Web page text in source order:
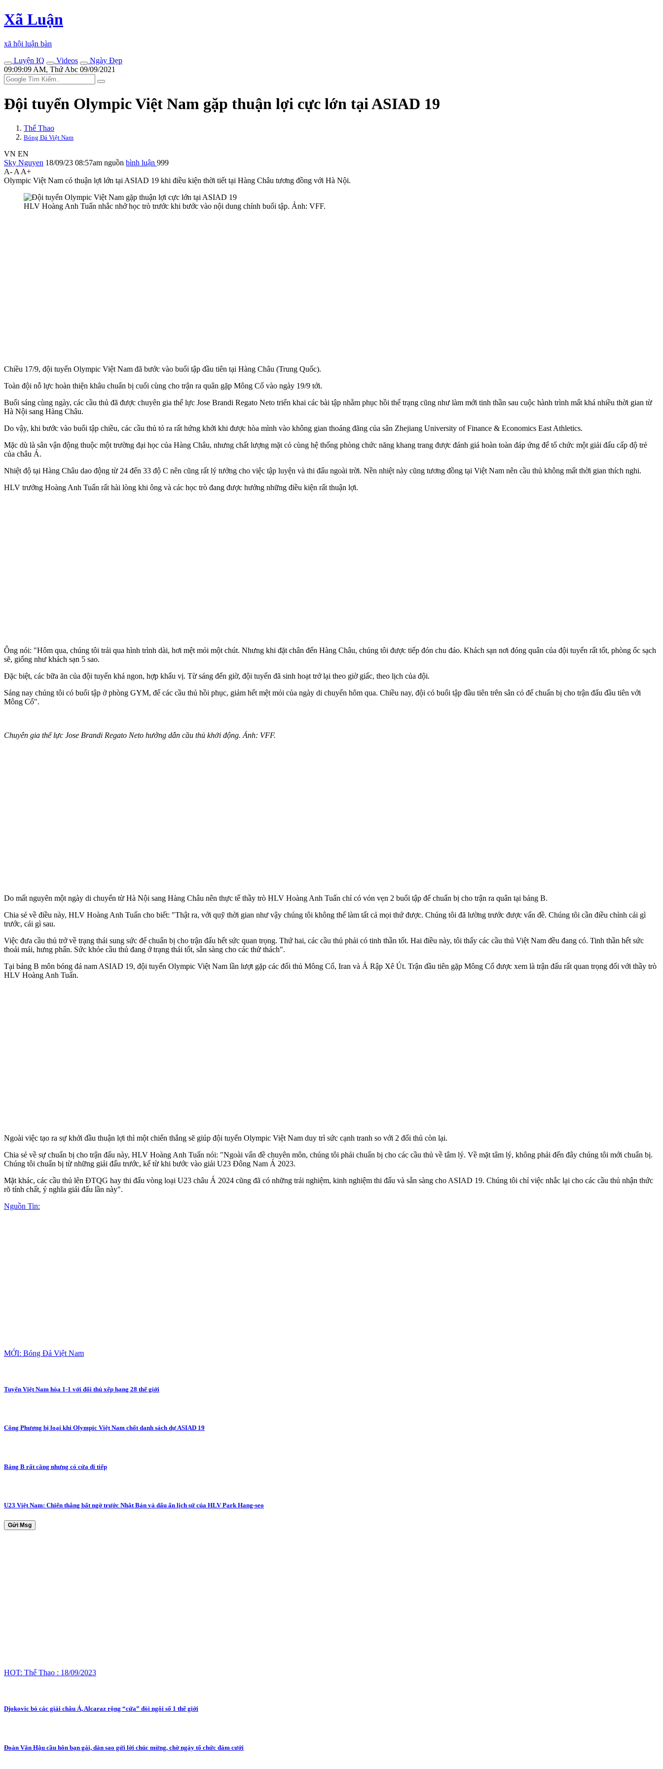
Xã Luận
xã hội luận bàn
Luyện IQ
Videos
Ngày Đẹp
09:09:09 AM, Thứ Abc 09/09/2021
Đội tuyển Olympic Việt Nam gặp thuận lợi cực lớn tại ASIAD 19
Thể Thao
Bóng Đá Việt Nam
VN EN
Sky Nguyen 18/09/23 08:57am nguồn bình luận 999
A- A A+
Olympic Việt Nam có thuận lợi lớn tại ASIAD 19 khi điều kiện thời tiết tại Hàng Châu tương đồng với Hà Nội.
HLV Hoàng Anh Tuấn nhắc nhở học trò trước khi bước vào nội dung chính buổi tập. Ảnh: VFF.
Chiều 17/9, đội tuyển Olympic Việt Nam đã bước vào buổi tập đầu tiên tại Hàng Châu (Trung Quốc).
Toàn đội nỗ lực hoàn thiện khâu chuẩn bị cuối cùng cho trận ra quân gặp Mông Cổ vào ngày 19/9 tới.
Buổi sáng cùng ngày, các cầu thủ đã được chuyên gia thể lực Jose Brandi Regato Neto triển khai các bài tập nhằm phục hồi thể trạng cũng như làm mới tinh thần sau cuộc hành trình mất khá nhiều thời gian từ
Hà Nội sang Hàng Châu.
Do vậy, khi bước vào buổi tập chiều, các cầu thủ tỏ ra rất hứng khởi khi được hòa mình vào không gian thoáng đãng của sân Zhejiang University of Finance & Economics East Athletics.
Mặc dù là sân vận động thuộc một trường đại học của Hàng Châu, nhưng chất lượng mặt cỏ cùng hệ thống phòng chức năng khang trang được đánh giá hoàn toàn đáp ứng để tổ chức một giải đấu cấp độ trẻ
của châu Á.
Nhiệt độ tại Hàng Châu dao động từ 24 đến 33 độ C nên cũng rất lý tưởng cho việc tập luyện và thi đấu ngoài trời. Nền nhiệt này cũng tương đồng tại Việt Nam nên cầu thủ không mất thời gian thích nghi.
HLV trưởng Hoàng Anh Tuấn rất hài lòng khi ông và các học trò đang được hưởng những điều kiện rất thuận lợi.
Ông nói: "Hôm qua, chúng tôi trải qua hình trình dài, hơi mệt mỏi một chút. Nhưng khi đặt chân đến Hàng Châu, chúng tôi được tiếp đón chu đáo. Khách sạn nơi đóng quân của đội tuyển rất tốt, phòng ốc sạch
sẽ, giống như khách sạn 5 sao.
Đặc biệt, các bữa ăn của đội tuyển khá ngon, hợp khẩu vị. Từ sáng đến giờ, đội tuyển đã sinh hoạt trở lại theo giờ giấc, theo lịch của đội.
Sáng nay chúng tôi có buổi tập ở phòng GYM, để các cầu thủ hồi phục, giảm hết mệt mỏi của ngày di chuyển hôm qua. Chiều nay, đội có buổi tập đầu tiên trên sân cỏ để chuẩn bị cho trận đấu đầu tiên với
Mông Cổ".
Chuyên gia thể lực Jose Brandi Regato Neto hướng dẫn cầu thủ khởi động. Ảnh: VFF.
Do mất nguyên một ngày di chuyển từ Hà Nội sang Hàng Châu nên thực tế thầy trò HLV Hoàng Anh Tuấn chỉ có vỏn vẹn 2 buổi tập để chuẩn bị cho trận ra quân tại bảng B.
Chia sẻ về điều này, HLV Hoàng Anh Tuấn cho biết: "Thật ra, với quỹ thời gian như vậy chúng tôi không thể làm tất cả mọi thứ được. Chúng tôi đã lường trước được vấn đề. Chúng tôi cần điều chỉnh cái gì
trước, cái gì sau.
Việc đưa cầu thủ trở về trạng thái sung sức để chuẩn bị cho trận đấu hết sức quan trọng. Thứ hai, các cầu thủ phải có tinh thần tốt. Hai điều này, tôi thấy các cầu thủ Việt Nam đều đang có. Tinh thần hết sức
thoải mái, hưng phấn. Sức khỏe cầu thủ đang ở trạng thái tốt, sẵn sàng cho các thử thách".
Tại bảng B môn bóng đá nam ASIAD 19, đội tuyển Olympic Việt Nam lần lượt gặp các đối thủ Mông Cổ, Iran và Ả Rập Xê Út. Trận đầu tiên gặp Mông Cổ được xem là trận đấu rất quan trọng đối với thầy trò
HLV Hoàng Anh Tuấn.
Ngoài việc tạo ra sự khởi đầu thuận lợi thì một chiến thắng sẽ giúp đội tuyển Olympic Việt Nam duy trì sức cạnh tranh so với 2 đối thủ còn lại.
Chia sẻ về sự chuẩn bị cho trận đấu này, HLV Hoàng Anh Tuấn nói: "Ngoài vấn đề chuyên môn, chúng tôi phải chuẩn bị cho các cầu thủ về tâm lý. Về mặt tâm lý, không phải đến đây chúng tôi mới chuẩn bị.
Chúng tôi chuẩn bị từ những giải đấu trước, kể từ khi bước vào giải U23 Đông Nam Á 2023.
Mặt khác, các cầu thủ lên ĐTQG hay thi đấu vòng loại U23 châu Á 2024 cũng đã có những trải nghiệm, kinh nghiệm thi đấu và sẵn sàng cho ASIAD 19. Chúng tôi chỉ việc nhắc lại cho các cầu thủ nhận thức
rõ tính chất, ý nghĩa giải đấu lần này".
Nguồn Tin:
MỚI: Bóng Đá Việt Nam
Tuyển Việt Nam hòa 1-1 với đối thủ xếp hạng 28 thế giới
Công Phương bị loại khi Olympic Việt Nam chốt danh sách dự ASIAD 19
Bảng B rất căng nhưng có cửa đi tiếp
U23 Việt Nam: Chiến thắng bất ngờ trước Nhật Bản và dấu ấn lịch sử của HLV Park Hang-seo
Gửi Msg
HOT: Thể Thao : 18/09/2023
Djokovic bỏ các giải châu Á, Alcaraz rộng “cửa” đòi ngôi số 1 thế giới
Đoàn Văn Hậu cầu hôn bạn gái, dàn sao gửi lời chúc mừng, chờ ngày tổ chức đám cưới